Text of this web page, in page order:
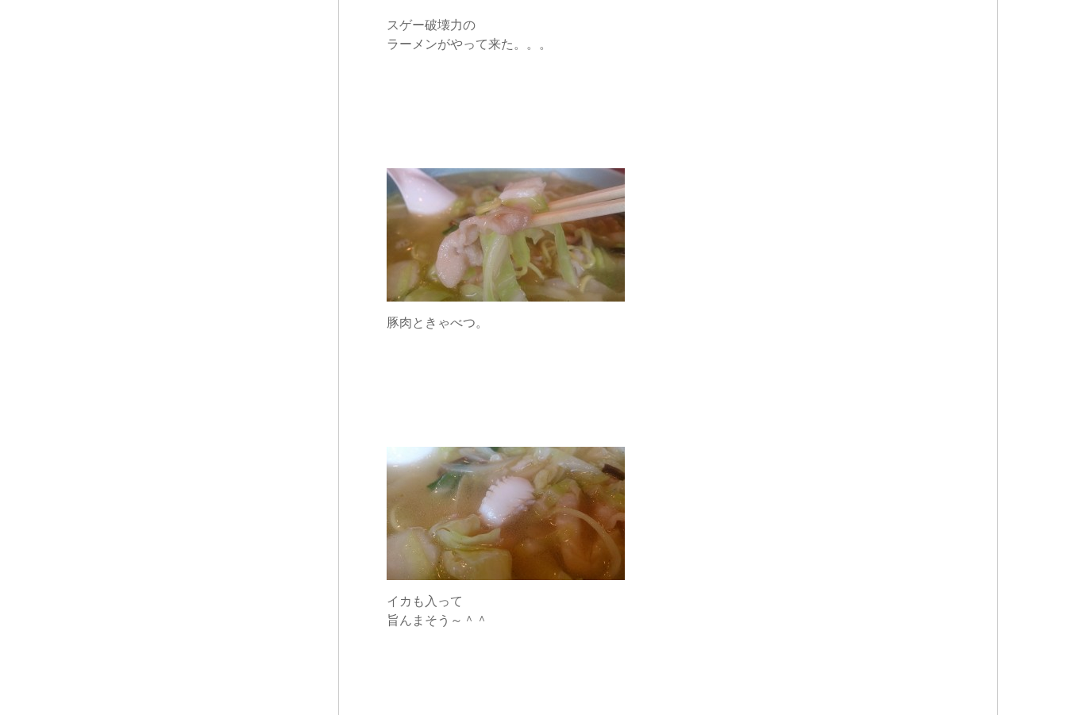
スゲー破壊力の
ラーメンがやって来た。。。
豚肉ときゃべつ。
イカも入って
旨んまそう～＾＾